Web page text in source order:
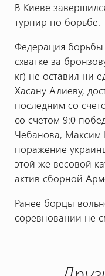
В Киеве
турнир по борьбе.
Федерация
схватке за
кг) не оставил ни
Хасану Алиеву,
последним со
со счетом 9:0
Чебанова, Максим
поражение
этой же весовой
актив сборной
Ранее борцы
соревновании не